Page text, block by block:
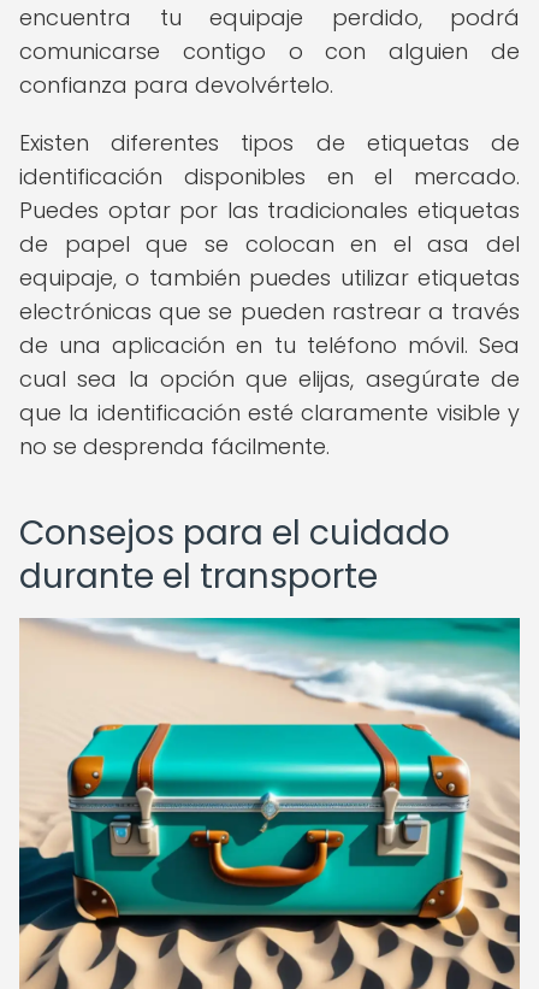
encuentra tu equipaje perdido, podrá
comunicarse contigo o con alguien de
confianza para devolvértelo.
Existen diferentes tipos de etiquetas de
identificación disponibles en el mercado.
Puedes optar por las tradicionales etiquetas
de papel que se colocan en el asa del
equipaje, o también puedes utilizar etiquetas
electrónicas que se pueden rastrear a través
de una aplicación en tu teléfono móvil. Sea
cual sea la opción que elijas, asegúrate de
que la identificación esté claramente visible y
no se desprenda fácilmente.
Consejos para el cuidado
durante el transporte